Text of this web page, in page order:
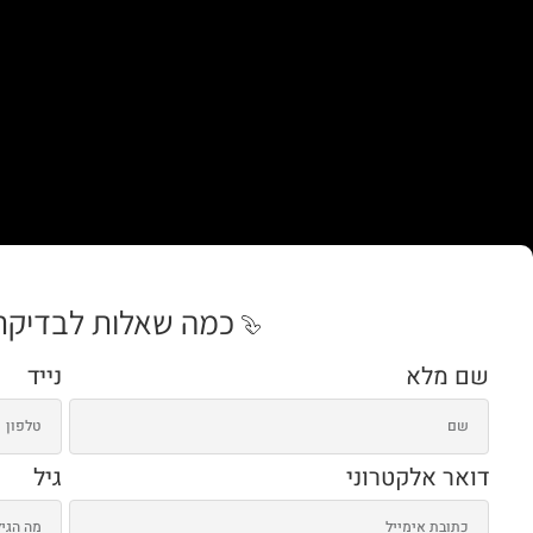
כמה שאלות
שם מלא נייד
דואר אלקטרוני גיל